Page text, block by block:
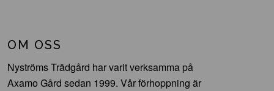
OM OSS
Nyströms Trädgård har varit verksamma på
Axamo Gård sedan 1999. Vår förhoppning är